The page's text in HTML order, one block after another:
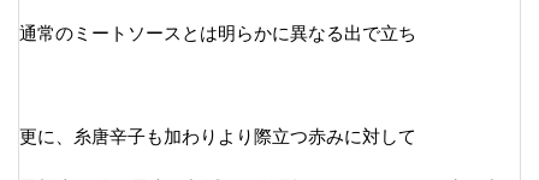
通常のミートソースとは明らかに異なる出で立ち
更に、糸唐辛子も加わりより際立つ赤みに対して